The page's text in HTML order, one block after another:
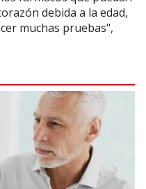
debida a la edad,
muchas pruebas",